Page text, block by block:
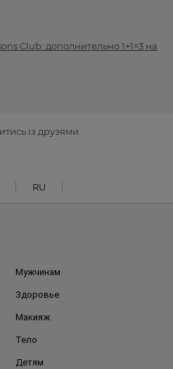
Club: дополнительно 1+1=3 на
із друзями
RU
Мужчинам
Здоровье
Макияж
Тело
Детям